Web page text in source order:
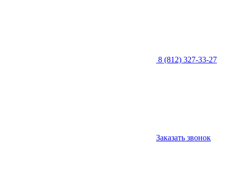
8 (812) 327-33-27
Заказать звонок